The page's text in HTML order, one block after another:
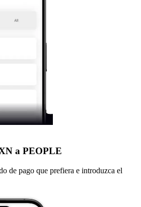
a PEOPLE
de pago que prefiera e introduzca el